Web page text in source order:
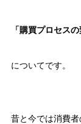
「購買プロセス
についてです。
昔と今では消費